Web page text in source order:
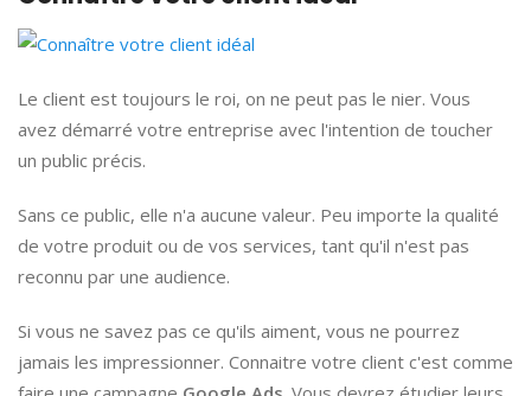
Le client est toujours le roi, on ne peut pas le nier. Vous
avez démarré votre entreprise avec l'intention de toucher
un public précis.
Sans ce public, elle n'a aucune valeur. Peu importe la qualité
de votre produit ou de vos services, tant qu'il n'est pas
reconnu par une audience.
Si vous ne savez pas ce qu'ils aiment, vous ne pourrez
jamais les impressionner. Connaitre votre client c'est comme